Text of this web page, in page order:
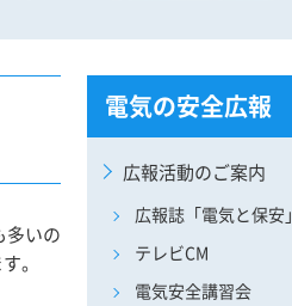
多いの
。
電気の安全広報
広報活動のご案内
広報誌「電気と保安」
テレビCM
電気安全講習会